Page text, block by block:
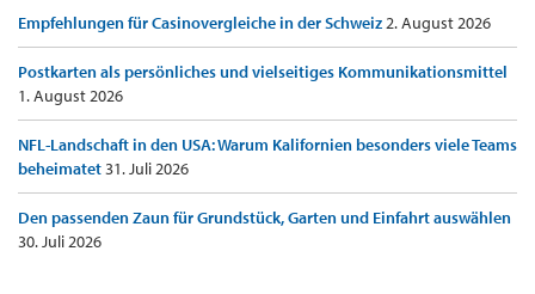
Empfehlungen für Casinovergleiche in der Schweiz2. August 2026
Postkarten als persönliches und vielseitiges Kommunikationsmittel
1. August 2026
NFL-Landschaft in den USA: Warum Kalifornien besonders viele Teams
beheimatet31. Juli 2026
Den passenden Zaun für Grundstück, Garten und Einfahrt auswählen
30. Juli 2026